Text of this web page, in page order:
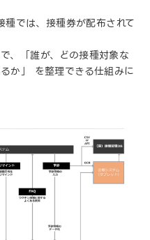
では、接種券が配布されて
、「誰が、どの接種対象な
か」 を整理できる仕組みに